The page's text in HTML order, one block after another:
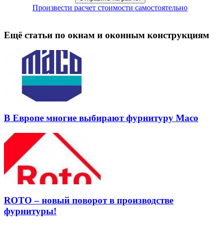
Произвести расчет стоимости самостоятельно
Ещё статьи по окнам и оконным конструкциям
В Европе многие выбирают фурнитуру Масо
ROTO – новый поворот в производстве
фурнитуры!